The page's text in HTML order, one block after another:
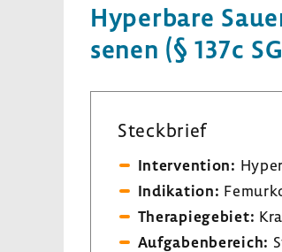
Hyper­bare
senen (§ 137c
Steck­brief
Inter­ven­tion:
Indi­ka­tion:
Thera­pie­ge­biet:
Aufga­ben­be­reich: